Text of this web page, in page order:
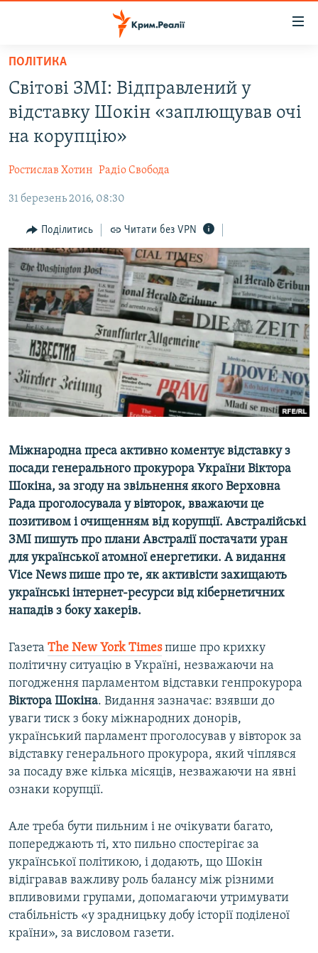
Перейти
основного
матеріалу
до
основної
Перейти
пошуку
ВІДЕО ТА ФОТО
БЛОГИ
ПОГЛЯД
ІНТЕРВ'Ю
ВСЕ ЗА ДЕНЬ
СПЕЦПРОЕКТИ
ДЕПОРТАЦІЯ
ВІДЕОУРОКИ «ELIFBE»
СВІДЧЕННЯ ОКУПАЦІЇ
УКРАЇНСЬКА ПРОБЛЕМА КРИМУ
ІНФОГРАФІКА
ЯК ОБІЙТИ БЛОКУВАННЯ
Русский
Qırımtatar
ДОЛУЧАЙСЯ!
Усі сайти RFE/RL
ПОЛІТИКА
Світові ЗМІ: Відправлений у
відставку Шокін «заплющував очі
на корупцію»
Ростислав Хотин Радіо Свобода
31 березень 2016, 08:30
Поділитись Читати без VPN
Міжнародна преса активно коментує відставку з
посади генерального прокурора України Віктора
Шокіна, за згоду на звільнення якого Верховна
Рада проголосувала у вівторок, вважаючи це
позитивом і очищенням від корупції. Австралійські
ЗМІ пишуть про плани Австралії постачати уран
для української атомної енергетики. А видання
Vice News пише про те, як активісти захищають
українські інтернет-ресурси від кібернетичних
нападів з боку хакерів.
Газета The New York Timesпише про крихку
політичну ситуацію в Україні, незважаючи на
погодження парламентом відставки генпрокурора
Віктора Шокіна. Видання зазначає: взявши до
уваги тиск з боку міжнародних донорів,
український парламент проголосував у вівторок за
відставку генерального прокурора, який чіплявся
за посаду вже кілька місяців, незважаючи на явні
ознаки корупції.
Але треба бути пильним і не очікувати багато,
попереджають ті, хто пильно спостерігає за
української політикою, і додають, що Шокін
відігравав важливу роль балансу між різними
впливовими групами, допомагаючи утримувати
стабільність «у зрадницьку добу історії поділеної
країни», за висловом газети.